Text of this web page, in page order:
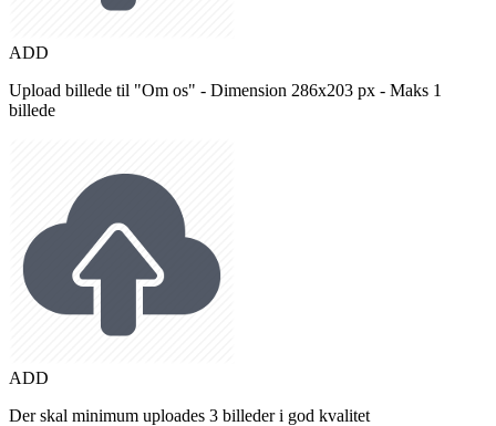
ADD
Upload billede til "Om os" - Dimension 286x203 px - Maks 1
billede
ADD
Der skal minimum uploades 3 billeder i god kvalitet